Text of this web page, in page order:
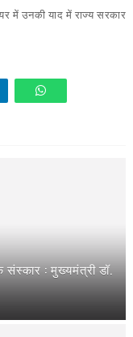
में उनकी याद में राज्य सरकार
संस्कार : मुख्यमंत्री डॉ.